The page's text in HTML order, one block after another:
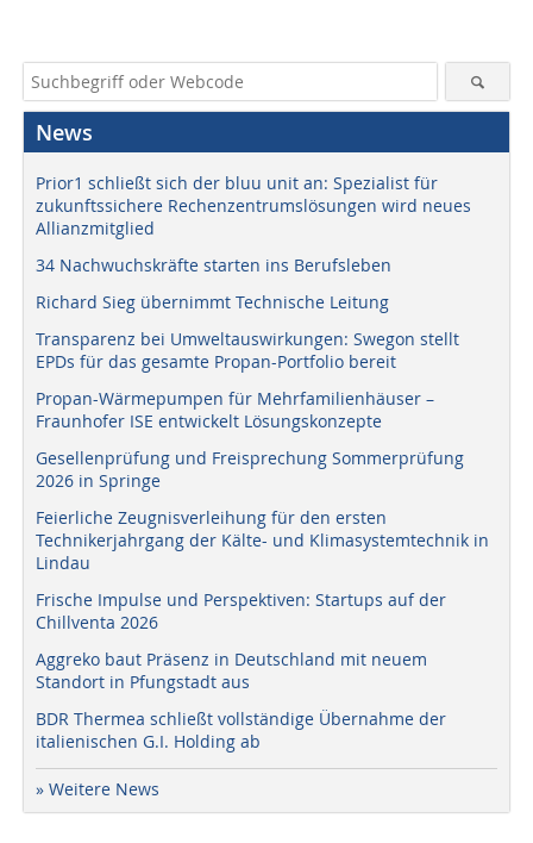
News
Prior1 schließt sich der bluu unit an: Spezialist für
zukunftssichere Rechenzentrumslösungen wird neues
Allianzmitglied
34 Nachwuchskräfte starten ins Berufsleben
Richard Sieg übernimmt Technische Leitung
Transparenz bei Umweltauswirkungen: Swegon stellt
EPDs für das gesamte Propan-Portfolio bereit
Propan-Wärmepumpen für Mehrfamilienhäuser –
Fraunhofer ISE entwickelt Lösungskonzepte
Gesellenprüfung und Freisprechung Sommerprüfung
2026 in Springe
Feierliche Zeugnisverleihung für den ersten
Technikerjahrgang der Kälte- und Klimasystemtechnik in
Lindau
Frische Impulse und Perspektiven: Startups auf der
Chillventa 2026
Aggreko baut Präsenz in Deutschland mit neuem
Standort in Pfungstadt aus
BDR Thermea schließt vollständige Übernahme der
italienischen G.I. Holding ab
» Weitere News